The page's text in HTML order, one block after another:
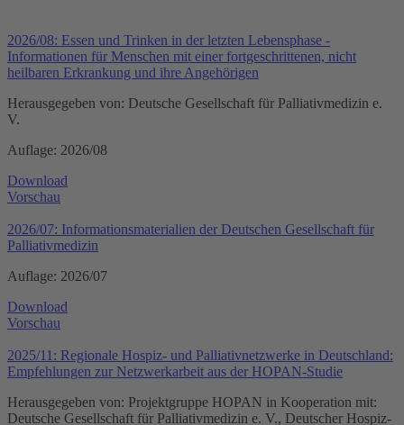
2026/08: Essen und Trinken in der letzten Lebensphase -
Informationen für Menschen mit einer fortgeschrittenen, nicht
heilbaren Erkrankung und ihre Angehörigen
Herausgegeben von: Deutsche Gesellschaft für Palliativmedizin e.
V.
Auflage: 2026/08
Download
Vorschau
2026/07: Informationsmaterialien der Deutschen Gesellschaft für
Palliativmedizin
Auflage: 2026/07
Download
Vorschau
2025/11: Regionale Hospiz- und Palliativnetzwerke in Deutschland:
Empfehlungen zur Netzwerkarbeit aus der HOPAN-Studie
Herausgegeben von: Projektgruppe HOPAN in Kooperation mit:
Deutsche Gesellschaft für Palliativmedizin e. V., Deutscher Hospiz-